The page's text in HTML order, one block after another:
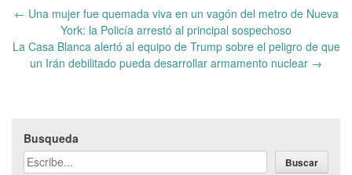
Post
navigation
← Una mujer fue quemada viva en un vagón del metro de Nueva
York: la Policía arrestó al principal sospechoso
La Casa Blanca alertó al equipo de Trump sobre el peligro de que
un Irán debilitado pueda desarrollar armamento nuclear →
Busqueda
Buscar